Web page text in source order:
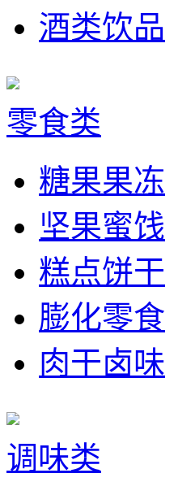
酒类饮品
零食类
糖果果冻
坚果蜜饯
糕点饼干
膨化零食
肉干卤味
调味类